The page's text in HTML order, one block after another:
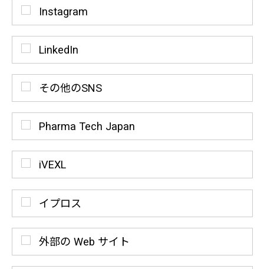
Instagram
LinkedIn
その他のSNS
Pharma Tech Japan
iVEXL
イプロス
外部の Web サイト